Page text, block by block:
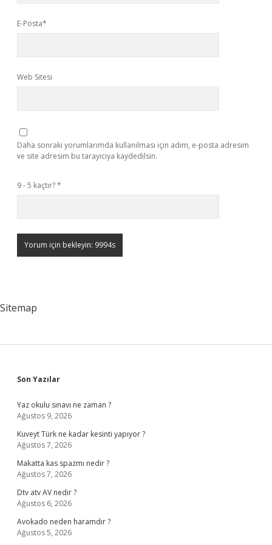
E-Posta*
Web Sitesi
Daha sonraki yorumlarımda kullanılması için adım, e-posta adresim
ve site adresim bu tarayıcıya kaydedilsin.
9 - 5 kaçtır?*
Sitemap
Sidebar
Son Yazılar
Yaz okulu sınavı ne zaman ?
Ağustos 9, 2026
Kuveyt Türk ne kadar kesinti yapıyor ?
Ağustos 7, 2026
Makatta kas spazmı nedir ?
Ağustos 7, 2026
Dtv atv AV nedir ?
Ağustos 6, 2026
Avokado neden haramdır ?
Ağustos 5, 2026